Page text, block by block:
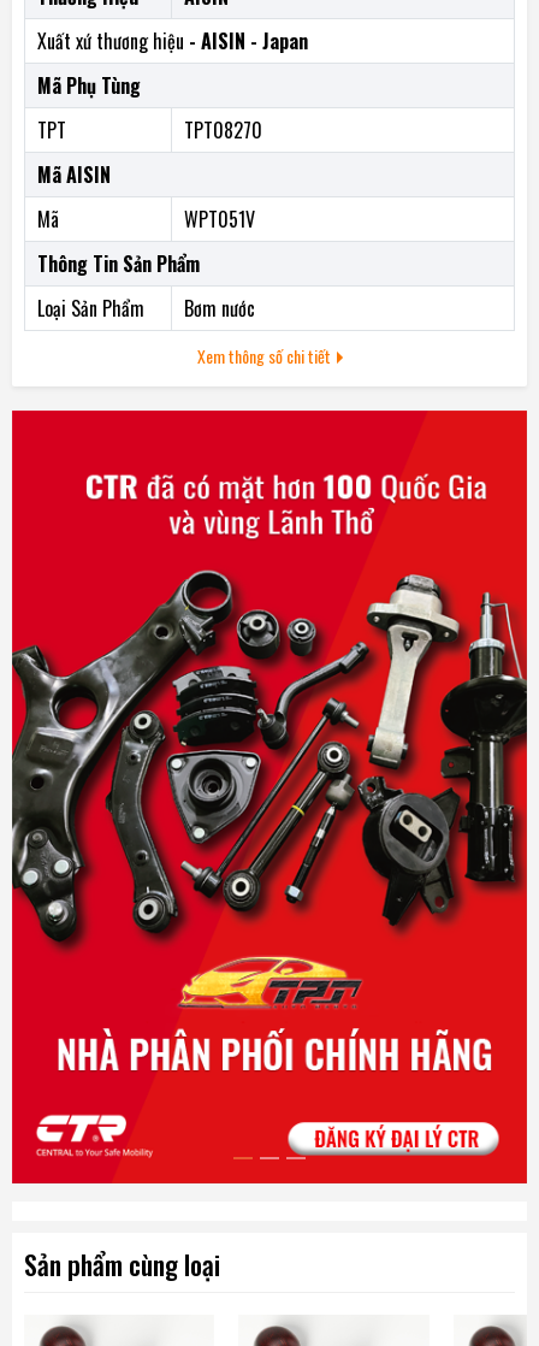
Xuất xứ thương hiệu - AISIN - Japan
Mã Phụ Tùng
TPT
TPT08270
Mã AISIN
Mã
WPT051V
Thông Tin Sản Phẩm
Loại Sản Phẩm
Bơm nước
Xem thông số chi tiết
Sản phẩm cùng loại